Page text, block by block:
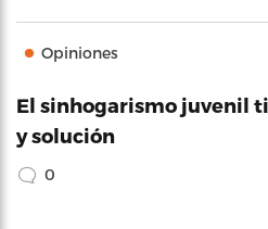
Opiniones
El sinhogarismo juvenil
y solución
0